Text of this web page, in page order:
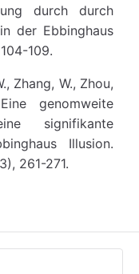
durch durch
der Ebbinghaus
109.
Zhang, W., Zhou,
genomweite
signifikante
Illusion.
261-271.